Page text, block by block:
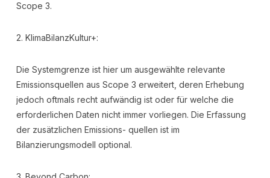
Scope 3.
2. KlimaBilanzKultur+:
Die Systemgrenze ist hier um ausgewählte relevante
Emissionsquellen aus Scope 3 erweitert, deren Erhebung
jedoch oftmals recht aufwändig ist oder für welche die
erforderlichen Daten nicht immer vorliegen. Die Erfassung
der zusätzlichen Emissions- quellen ist im
Bilanzierungsmodell optional.